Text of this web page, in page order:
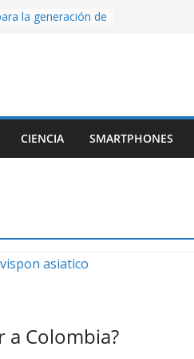
cinematográfico
AI
un juego de
desde cero
IA
con Unity y
CIENCIA SMARTPHONES
a Colombia?